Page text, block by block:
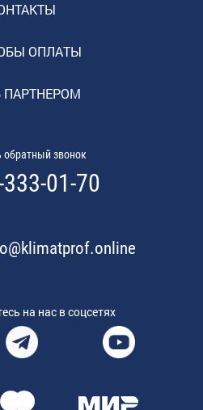
ОПЛАТЫ
ПАРТНЕРОМ
обратный звонок
01-70
на нас в соцсетях